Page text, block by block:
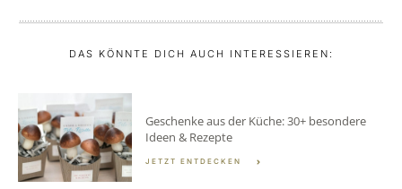
DAS KÖNNTE DICH AUCH INTERESSIEREN:
Geschenke aus der Küche: 30+ besondere
Ideen & Rezepte
JETZT ENTDECKEN